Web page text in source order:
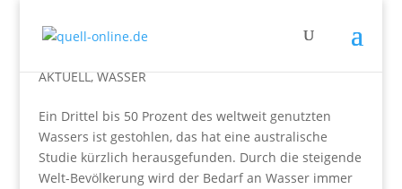
AKTUELL,WASSER
Ein Drittel bis 50 Prozent des weltweit genutzten
Wassers ist gestohlen, das hat eine australische
Studie kürzlich herausgefunden. Durch die steigende
Welt-Bevölkerung wird der Bedarf an Wasser immer